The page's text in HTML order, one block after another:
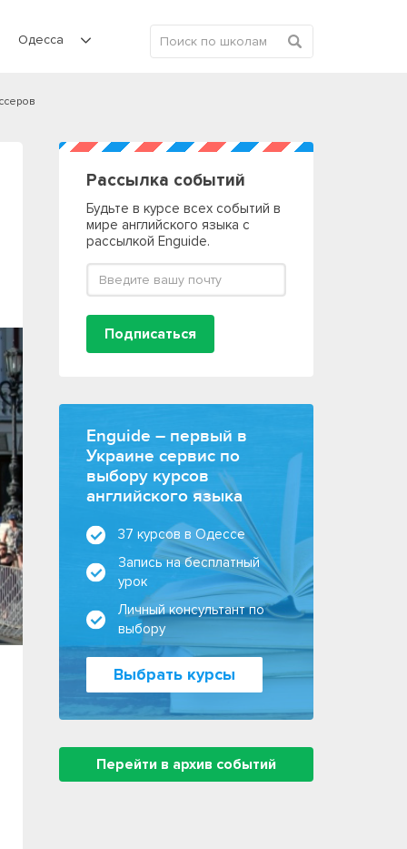
Одесса
Рассылка событий
Будьте в курсе всех событий в
мире английского языка с
рассылкой Enguide.
Подписаться
Enguide – первый в
Украине сервис по
выбору курсов
английского языка
37 курсов в Одессе
Запись на бесплатный
урок
Личный консультант по
выбору
Выбрать курсы
Перейти в архив событий